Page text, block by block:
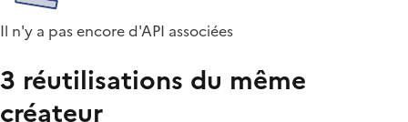
Il n'y a pas encore d'API associées
3 réutilisations du même
créateur